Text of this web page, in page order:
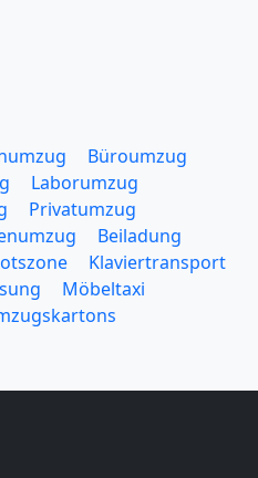
Büroumzug
Laborumzug
Privatumzug
Beiladung
Klaviertransport
Möbeltaxi